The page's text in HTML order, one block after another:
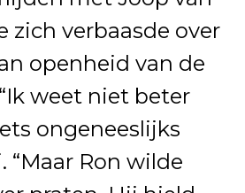
zich verbaasde over
openheid van de
weet niet beter
ongeneeslijks
“Maar Ron wilde